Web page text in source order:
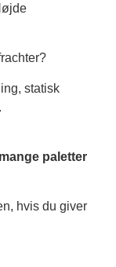
statisk
paletter
hvis du giver